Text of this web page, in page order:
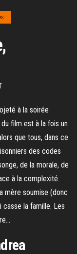
à la soirée
film est à la fois un
que tous, dans ce
des codes
de la morale, de
à la complexité.
mère soumise (donc
casse la famille. Les